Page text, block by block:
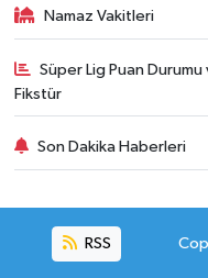
Namaz Vakitleri
Süper Lig Puan Durumu
Fikstür
Son Dakika Haberleri
RSS